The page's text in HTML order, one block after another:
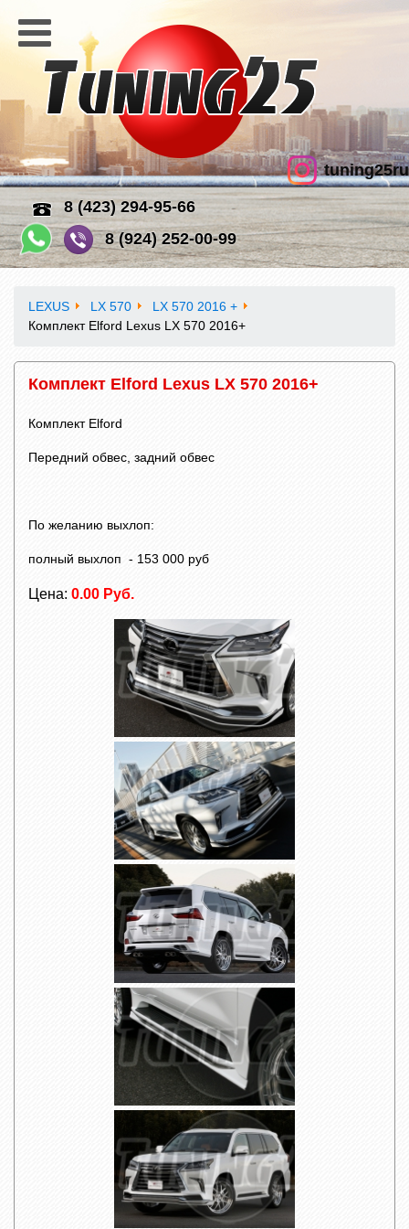
8 (423) 294-95-66
8 (924) 252-00-99
tuning25ru
LEXUS LX 570
LX 570 2016 +
Комплект Elford Lexus LX 570 2016+
Комплект Elford Lexus LX 570 2016+
Комплект Elford
Передний обвес, задний обвес
По желанию выхлоп:
полный выхлоп - 153 000 руб
Цена: 0.00 Руб.